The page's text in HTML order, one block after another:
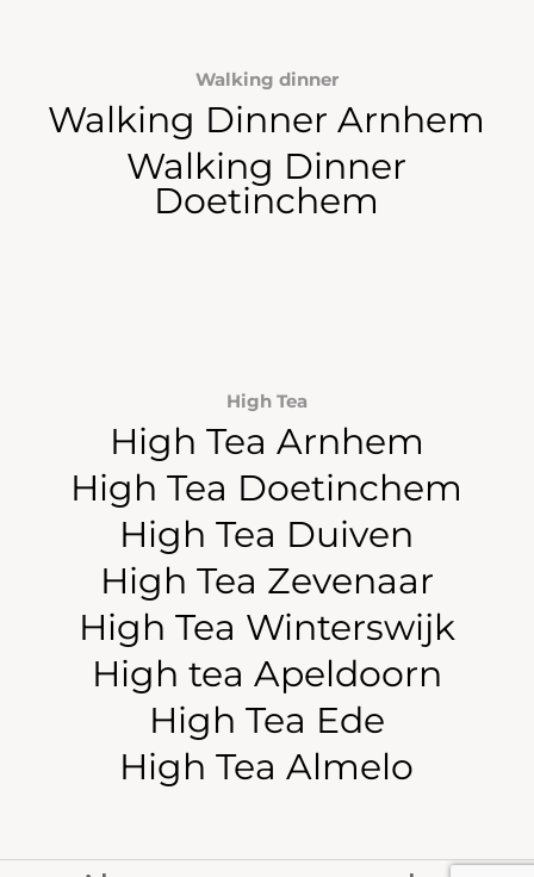
Walking dinner
Walking Dinner Arnhem
Walking Dinner
Doetinchem
High Tea
High Tea Arnhem
High Tea Doetinchem
High Tea Duiven
High Tea Zevenaar
High Tea Winterswijk
High tea Apeldoorn
High Tea Ede
High Tea Almelo